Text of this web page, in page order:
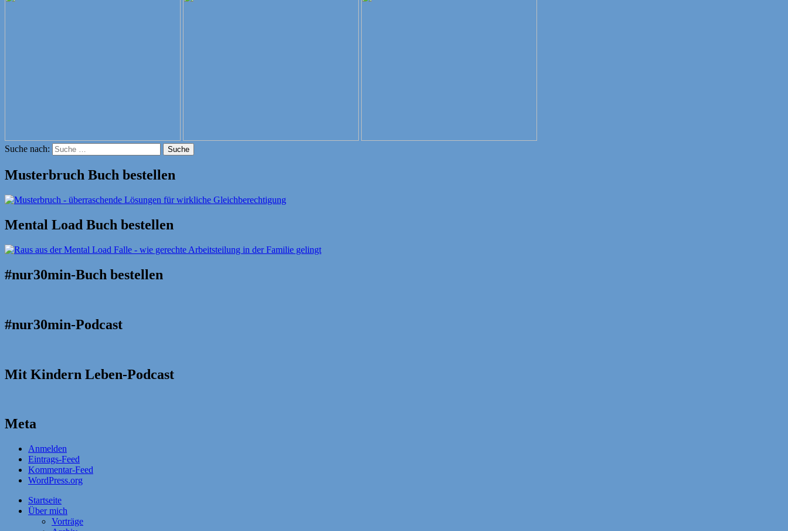
Suche nach: Suche
Musterbruch Buch bestellen
Mental Load Buch bestellen
#nur30min-Buch bestellen
#nur30min-Podcast
Mit Kindern Leben-Podcast
Meta
Anmelden
Eintrags-Feed
Kommentar-Feed
WordPress.org
Startseite
Über mich
Vorträge